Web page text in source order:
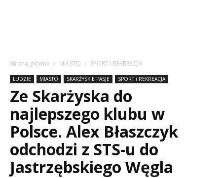
Strona główna MIASTO SPORT i REKREACJA
LUDZIE MIASTO SKARŻYSKIE PASJE SPORT i REKREACJA
Ze Skarżyska do
najlepszego klubu w
Polsce. Alex Błaszczyk
odchodzi z STS-u do
Jastrzębskiego Węgla